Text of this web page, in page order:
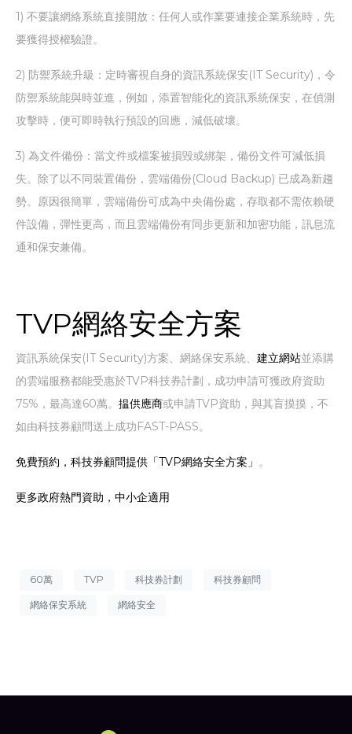
1) 不要讓網絡系統直接開放：任何人或作業要連接企業系統時，先
要獲得授權驗證。
2) 防禦系統升級：定時審視自身的資訊系統保安(IT Security)，令
防禦系統能與時並進，例如，添置智能化的資訊系統保安，在偵測
攻擊時，便可即時執行預設的回應，減低破壞。
3) 為文件備份：當文件或檔案被損毀或綁架，備份文件可減低損
失。除了以不同裝置備份，雲端備份(Cloud Backup) 已成為新趨
勢。原因很簡單，雲端備份可成為中央備份處，存取都不需依賴硬
件設備，彈性更高，而且雲端備份有同步更新和加密功能，訊息流
通和保安兼備。
TVP網絡安全方案
資訊系統保安(IT Security)方案、網絡保安系統、 建立網站並添購
的雲端服務都能受惠於TVP科技券計劃，成功申請可獲政府資助
75%，最高達60萬。 揾供應商或申請TVP資助，與其盲摸摸，不
如由科技券顧問送上成功FAST-PASS。
免費預約，科技券顧問提供「TVP網絡安全方案」 。
更多政府熱門資助，中小企適用
60萬 TVP 科技券計劃 科技券顧問
網絡保安系統 網絡安全